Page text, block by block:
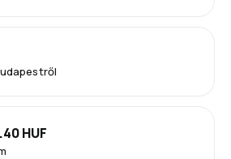
HUF